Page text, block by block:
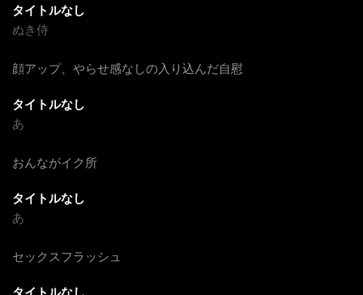
タイトルなし
ぬき侍
顔アップ、やらせ感なしの入り込んだ自慰
タイトルなし
あ
おんながイク所
タイトルなし
あ
セックスフラッシュ